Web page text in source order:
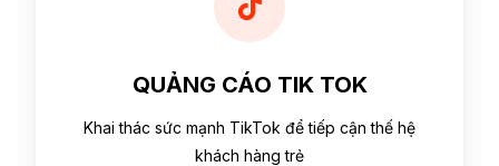
QUẢNG CÁO TIK TOK
Khai thác sức mạnh TikTok để tiếp cận thế hệ
khách hàng trẻ